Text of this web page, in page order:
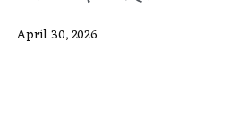
April 30, 2026